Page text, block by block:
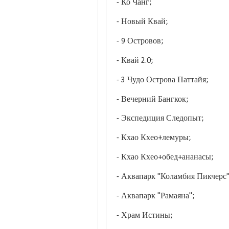
- Ко Чанг;
- Новый Квай;
- 9 Островов;
- Квай 2.0;
- 3 Чудо Острова Паттайя;
- Вечерний Бангкок;
- Экспедиция Следопыт;
- Кхао Кхео+лемуры;
- Кхао Кхео+обед+ананасы;
- Аквапарк "Коламбия
- Аквапарк "Рамаяна";
- Храм Истины;